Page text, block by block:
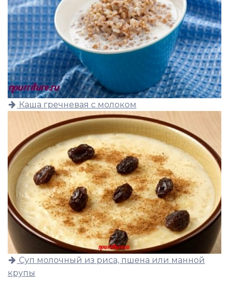
Каша гречневая с молоком
Суп молочный из риса, пшена или манной
крупы